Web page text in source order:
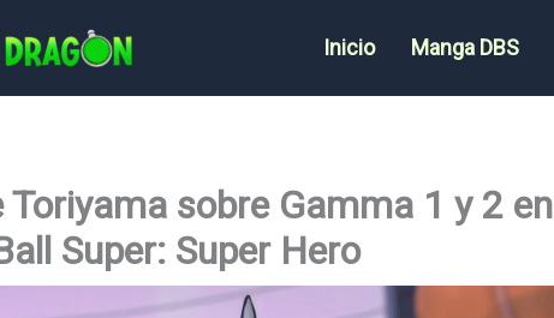
Inicio Manga DBS
sobre Gamma 1 y 2 en
Super: Super Hero